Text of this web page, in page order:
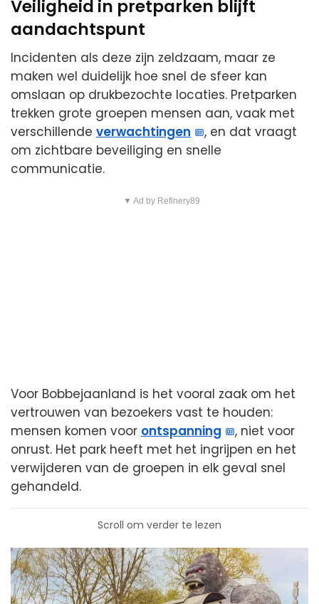
Veiligheid in pretparken blijft
aandachtspunt
Incidenten als deze zijn zeldzaam, maar ze
maken wel duidelijk hoe snel de sfeer kan
omslaan op drukbezochte locaties. Pretparken
trekken grote groepen mensen aan, vaak met
verschillende verwachtingen
, en dat vraagt
om zichtbare beveiliging en snelle
communicatie.
▼ Ad by Refinery89
Voor Bobbejaanland is het vooral zaak om het
vertrouwen van bezoekers vast te houden:
mensen komen voor ontspanning
, niet voor
onrust. Het park heeft met het ingrijpen en het
verwijderen van de groepen in elk geval snel
gehandeld.
Scroll om verder te lezen